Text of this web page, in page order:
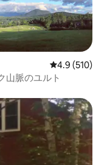
レビュー510
4.9 (510)
山脈のユルト